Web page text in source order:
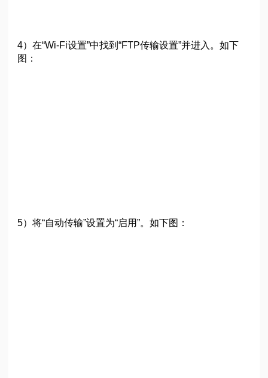
4）在“Wi-Fi设置”中找到“FTP传输设置”并进入。如下
图：
5）将“自动传输”设置为“启用”。如下图：